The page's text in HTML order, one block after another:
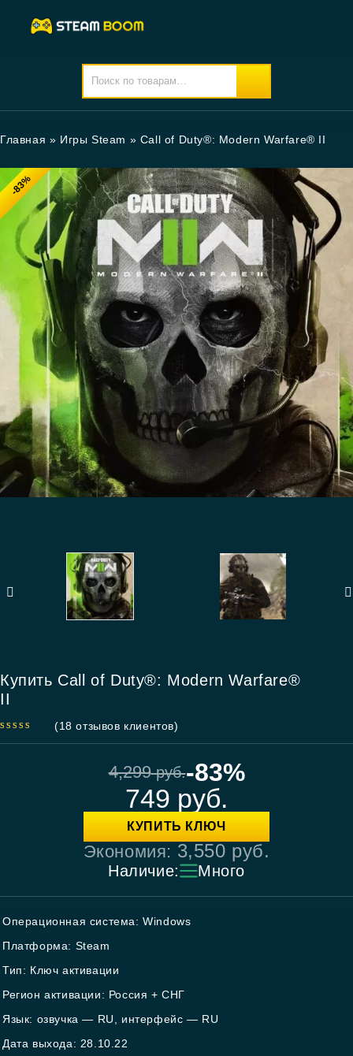
Главная » Игры Steam » Call of Duty®: Modern Warfare® II
-83%
Купить Call of Duty®: Modern Warfare®
II
(18 отзывов клиентов)
4,299руб.-83%
749 руб.
КУПИТЬ КЛЮЧ
Экономия: 3,550 руб.
Наличие: Много
Операционная система: Windows
Платформа: Steam
Тип: Ключ активации
Регион активации: Россия + СНГ
Язык: озвучка — RU, интерфейс — RU
Дата выхода: 28.10.22